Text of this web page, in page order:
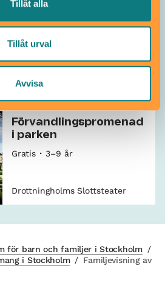
Tillåt alla
Tillåt urval
Avvisa
Dagsutflykt till
Drottningholm
Förvandlingspromenad
i parken
Gratis
3–9 år
Drottningholms Slottsteater
för barn och familjer i Stockholm /
i Stockholm / Familjevisning av